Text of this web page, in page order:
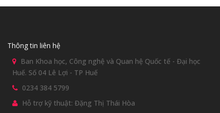
Thông tin liên hệ
Ban Khoa học, Công nghệ và Quan hệ Quốc tế - Đại học
Huế. Số 04 Lê Lợi - TP Huế
0234 384 5799
Hỗ trợ kỹ thuật: Đặng Thị Thái Hòa